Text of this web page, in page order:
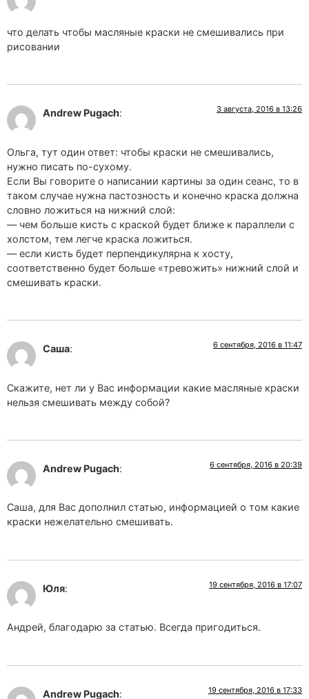
что делать чтобы масляные краски не смешивались при
рисовании
Andrew Pugach: 3 августа, 2016 в 13:26
Ольга, тут один ответ: чтобы краски не смешивались,
нужно писать по-сухому.
Если Вы говорите о написании картины за один сеанс, то в
таком случае нужна пастозность и конечно краска должна
словно ложиться на нижний слой:
— чем больше кисть с краской будет ближе к параллели с
холстом, тем легче краска ложиться.
— если кисть будет перпендикулярна к хосту,
соответственно будет больше «тревожить» нижний слой и
смешивать краски.
Саша: 6 сентября, 2016 в 11:47
Скажите, нет ли у Вас информации какие масляные краски
нельзя смешивать между собой?
Andrew Pugach: 6 сентября, 2016 в 20:39
Саша, для Вас дополнил статью, информацией о том какие
краски нежелательно смешивать.
Юля: 19 сентября, 2016 в 17:07
Андрей, благодарю за статью. Всегда пригодиться.
Andrew Pugach: 19 сентября, 2016 в 17:33